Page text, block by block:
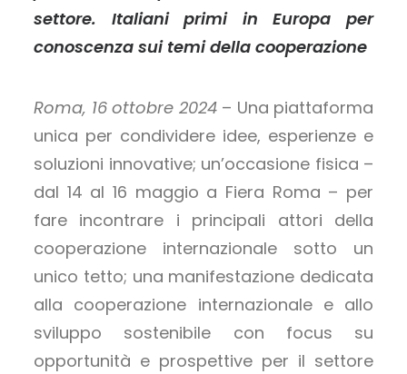
settore. Italiani primi in Europa per
conoscenza sui temi della cooperazione
Roma, 16 ottobre 2024– Una piattaforma
unica per condividere idee, esperienze e
soluzioni innovative; un’occasione fisica –
dal 14 al 16 maggio a Fiera Roma – per
fare incontrare i principali attori della
cooperazione internazionale sotto un
unico tetto; una manifestazione dedicata
alla cooperazione internazionale e allo
sviluppo sostenibile con focus su
opportunità e prospettive per il settore